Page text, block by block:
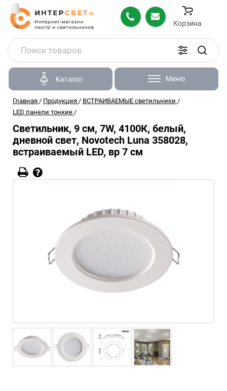
Корзина
Каталог Меню
Главная / Продукция / ВСТРАИВАЕМЫЕ светильники /
LED панели тонкие /
Светильник, 9 см, 7W, 4100К, белый,
дневной свет, Novotech Luna 358028,
встраиваемый LED, вр 7 см